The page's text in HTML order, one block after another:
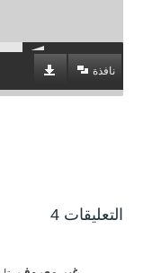
نافذة
التعليقات 4